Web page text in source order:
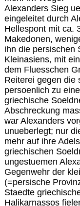
Alexanders Sieg
eingeleitet durch
Hellespont mit ca.
Makedonen,
ihn die persischen
Kleinasiens, mit
dem Fluesschen
Reiterei gegen die
persoenlich zu
griechische
Abschreckung
war Alexanders
unueberlegt; nur
mehr auf ihre
griechischen
ungestuemen
Gegenwehr der
(=persische
Staedte
Halikarnassos